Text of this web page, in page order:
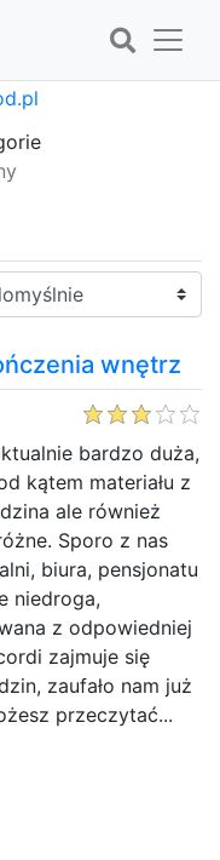
wnętrz
bardzo duża,
kątem materiału z
ale również
Sporo z nas
biura, pensjonatu
niedroga,
z odpowiedniej
zajmuje się
zaufało nam już
przeczytać...